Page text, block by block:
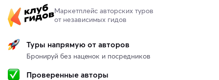
Маркетплейс авторских туров
от независимых гидов
Туры напрямую от авторов
Бронируй без наценок и посредников
Проверенные авторы